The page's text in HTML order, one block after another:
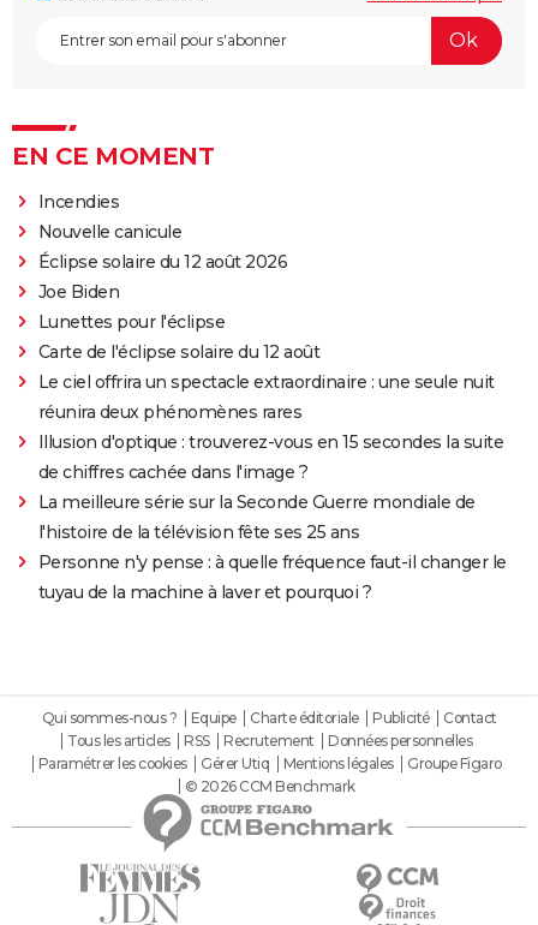
EN CE MOMENT
Incendies
Nouvelle canicule
Éclipse solaire du 12 août 2026
Joe Biden
Lunettes pour l'éclipse
Carte de l'éclipse solaire du 12 août
Le ciel offrira un spectacle extraordinaire : une seule nuit
réunira deux phénomènes rares
Illusion d'optique : trouverez-vous en 15 secondes la suite
de chiffres cachée dans l'image ?
La meilleure série sur la Seconde Guerre mondiale de
l'histoire de la télévision fête ses 25 ans
Personne n'y pense : à quelle fréquence faut-il changer le
tuyau de la machine à laver et pourquoi ?
Qui sommes-nous ? Equipe Charte éditoriale Publicité
Contact
Tous les articles
RSS Recrutement
Données personnelles
Paramétrer les cookies
Gérer Utiq Mentions légales
Groupe Figaro
© 2026 CCM Benchmark